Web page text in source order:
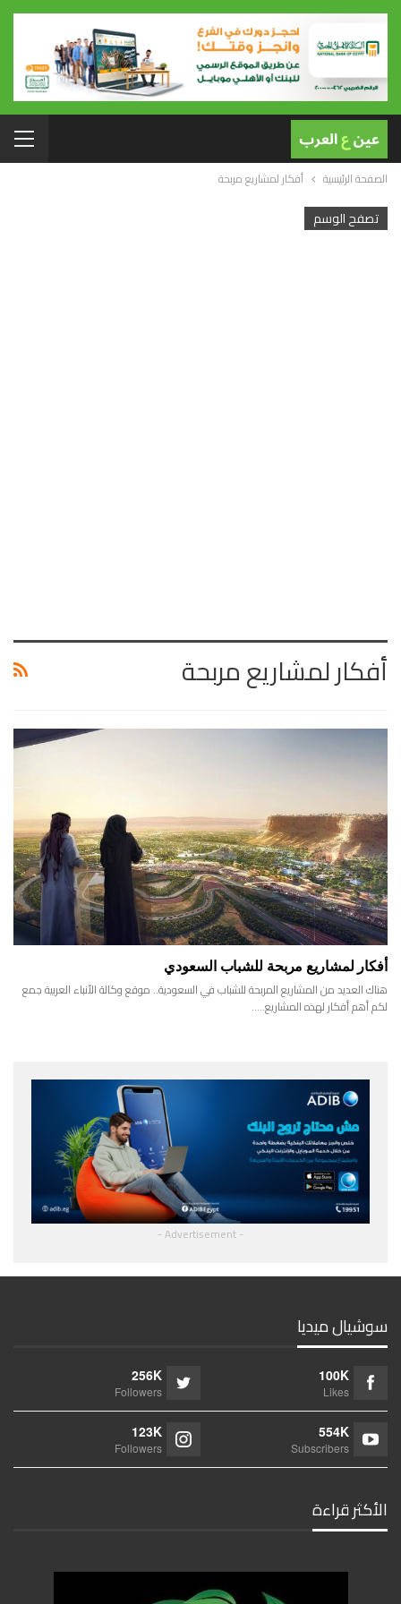
الصفحة الرئيسية أفكار لمشاريع مربحة
تصفح الوسم
أفكار لمشاريع مربحة
أفكار لمشاريع مربحة للشباب السعودي
هناك العديد من المشاريع المربحة للشباب في السعودية.. موقع وكالة الأنباء العربية جمع
لكم أهم أفكار لهذه المشاريع..…
- Advertisement -
سوشيال ميديا
100K
Likes
256K
Followers
554K
Subscribers
123K
Followers
الأكثر قراءة